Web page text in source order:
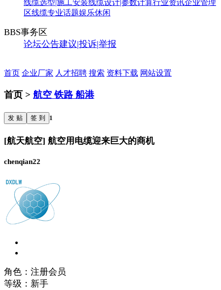
线缆选型|施工安装线缆设计|参数计算行业资讯企业管理
区线缆专业话题娱乐休闲
BBS事务区
论坛公告建议|投诉|举报
首页 企业厂家 人才招聘 搜索 资料下载 网站设置
首页 > 航空 铁路 船港
发 贴 签 到 1
[航天航空] 航空用电缆迎来巨大的商机
chenqian22
角色：注册会员
等级：新手